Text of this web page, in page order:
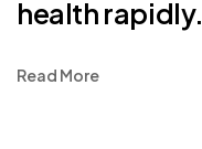
health rapidly.
Read More